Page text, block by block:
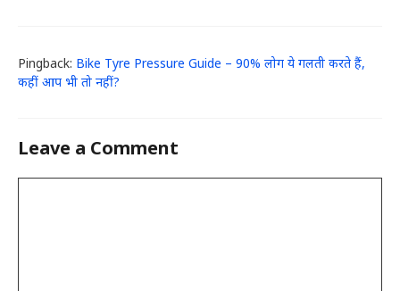
Pingback: Bike Tyre Pressure Guide – 90% लोग ये गलती करते हैं,
कहीं आप भी तो नहीं?
Leave a Comment